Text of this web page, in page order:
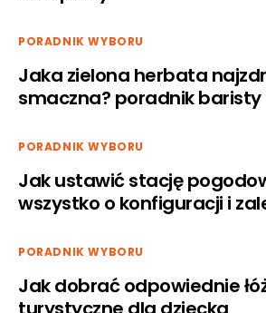
PORADNIK WYBORU
Jaka zielona herbata
smaczna? poradnik baristy
PORADNIK WYBORU
Jak ustawić stację
wszystko o konfiguracji i
PORADNIK WYBORU
Jak dobrać odpowiednie